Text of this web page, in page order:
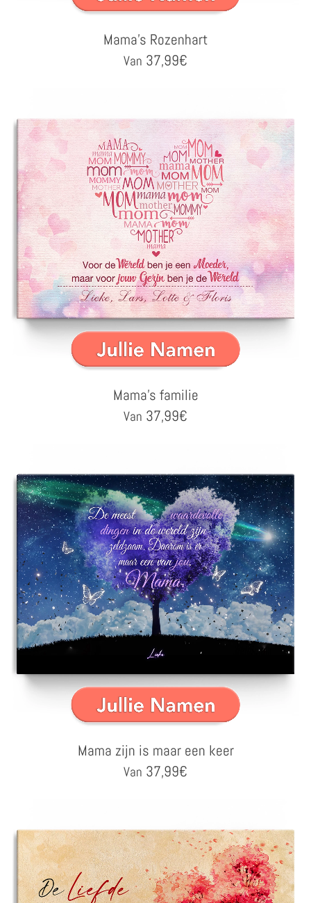
Mama's Rozenhart
Van 37,99€
Mama's familie
Van 37,99€
Mama zijn is maar een keer
Van 37,99€